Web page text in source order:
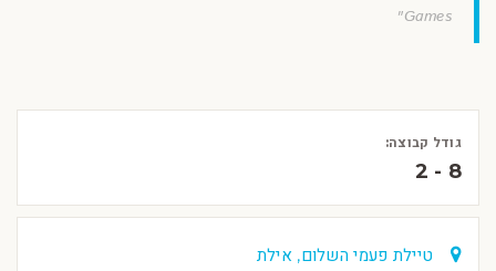
Games"
גודל קבוצה:
2 - 8
טיילת פעמי השלום, אילת